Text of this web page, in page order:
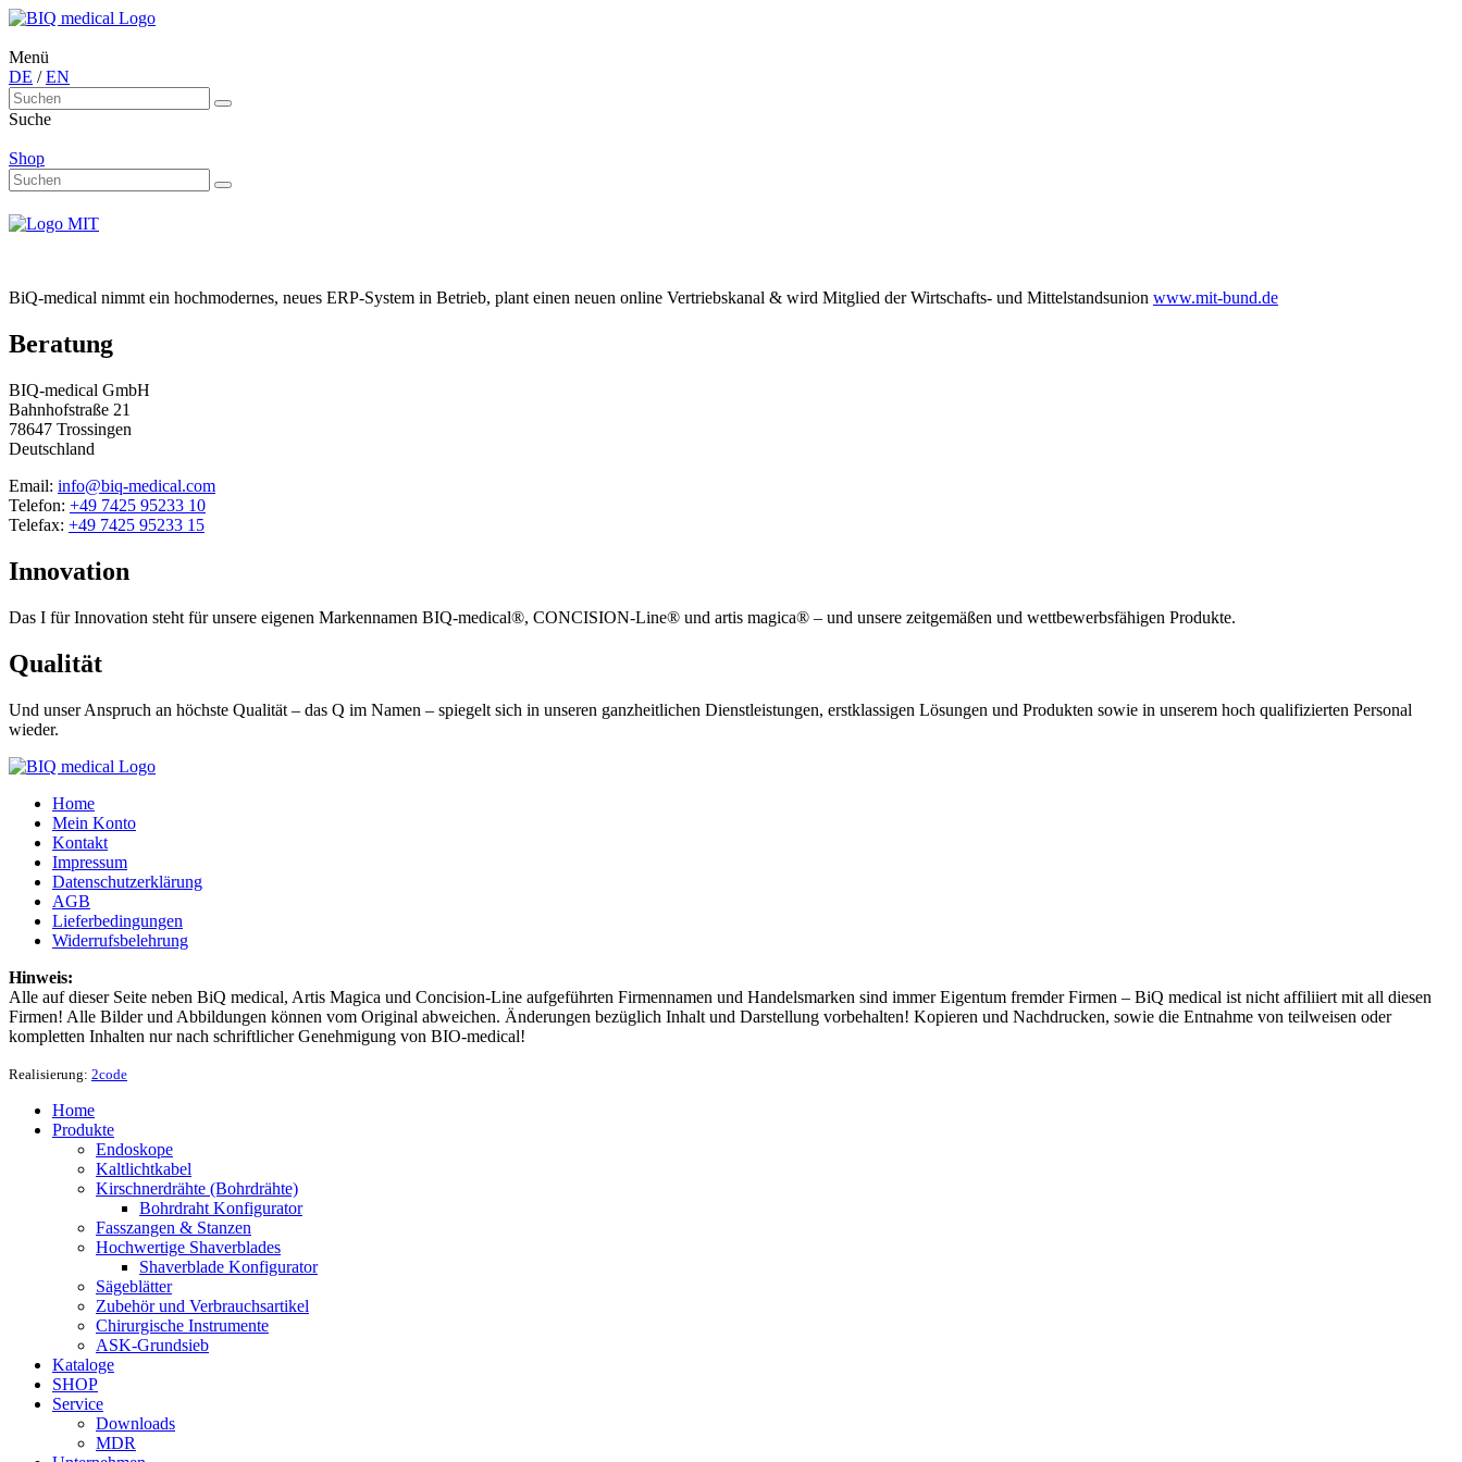
Menü
DE /EN
Suche
Shop
BiQ-medical nimmt ein hochmodernes, neues ERP-System in Betrieb, plant einen neuen online Vertriebskanal & wird Mitglied der Wirtschafts- und Mittelstandsunion www.mit-bund.de
Beratung
BIQ-medical GmbH
Bahnhofstraße 21
78647 Trossingen
Deutschland
Email: info@biq-medical.com
Telefon: +49 7425 95233 10
Telefax: +49 7425 95233 15
Innovation
Das I für Innovation steht für unsere eigenen Markennamen BIQ-medical®, CONCISION-Line® und artis magica® – und unsere zeitgemäßen und wettbewerbsfähigen Produkte.
Qualität
Und unser Anspruch an höchste Qualität – das Q im Namen – spiegelt sich in unseren ganzheitlichen Dienstleistungen, erstklassigen Lösungen und Produkten sowie in unserem hoch qualifizierten Personal
wieder.
Home
Mein Konto
Kontakt
Impressum
Datenschutzerklärung
AGB
Lieferbedingungen
Widerrufsbelehrung
Hinweis:
Alle auf dieser Seite neben BiQ medical, Artis Magica und Concision-Line aufgeführten Firmennamen und Handelsmarken sind immer Eigentum fremder Firmen – BiQ medical ist nicht affiliiert mit all diesen
Firmen! Alle Bilder und Abbildungen können vom Original abweichen. Änderungen bezüglich Inhalt und Darstellung vorbehalten! Kopieren und Nachdrucken, sowie die Entnahme von teilweisen oder
kompletten Inhalten nur nach schriftlicher Genehmigung von BIO-medical!
Realisierung: 2code
Home
Produkte
Endoskope
Kaltlichtkabel
Kirschnerdrähte (Bohrdrähte)
Bohrdraht Konfigurator
Fasszangen & Stanzen
Hochwertige Shaverblades
Shaverblade Konfigurator
Sägeblätter
Zubehör und Verbrauchsartikel
Chirurgische Instrumente
ASK-Grundsieb
Kataloge
SHOP
Service
Downloads
MDR